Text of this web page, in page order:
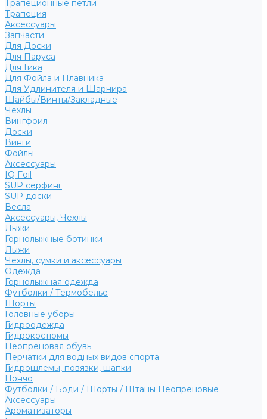
Трапеционные петли
Трапеция
Аксессуары
Запчасти
Для Доски
Для Паруса
Для Гика
Для Фойла и Плавника
Для Удлинителя и Шарнира
Шайбы/Винты/Закладные
Чехлы
Вингфоил
Доски
Винги
Фойлы
Аксессуары
IQ Foil
SUP серфинг
SUP доски
Весла
Аксессуары, Чехлы
Лыжи
Горнолыжные ботинки
Лыжи
Чехлы, сумки и аксессуары
Одежда
Горнолыжная одежда
Футболки / Термобелье
Шорты
Головные уборы
Гидроодежда
Гидрокостюмы
Неопреновая обувь
Перчатки для водных видов спорта
Гидрошлемы, повязки, шапки
Пончо
Футболки / Боди / Шорты / Штаны Неопреновые
Аксессуары
Ароматизаторы